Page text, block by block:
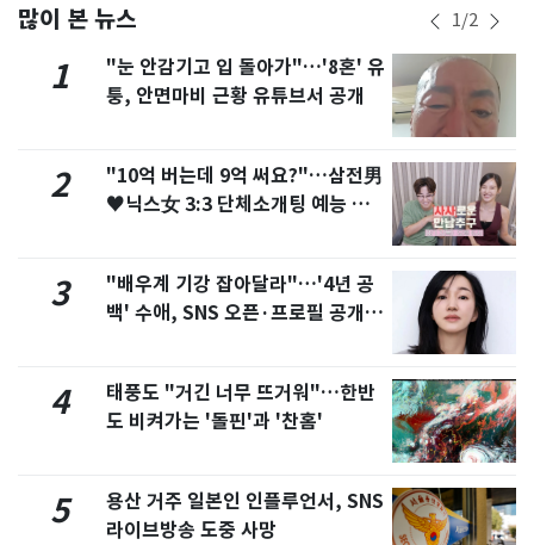
많이 본 뉴스 1/2
1
"눈 안감기고 입 돌아가"…'8혼' 유
퉁, 안면마비 근황 유튜브서 공개
2
"10억 버는데 9억 써요?"…삼전男
♥닉스女 3:3 단체소개팅 예능 화
3
"배우계 기강 잡아달라"…'4년 공
백' 수애, SNS 오픈·프로필 공개
4
태풍도 "거긴 너무 뜨거워"…한반
도 비켜가는 '돌핀'과 '찬홈'
5
용산 거주 일본인 인플루언서, SNS
라이브방송 도중 사망